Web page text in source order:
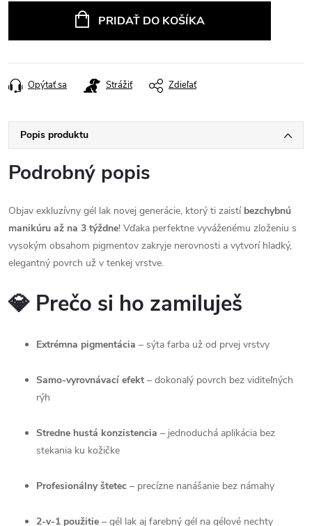
PRIDAŤ DO KOŠÍKA
Opýtať sa Strážiť Zdieľať
Popis produktu
Podrobný popis
Objav exkluzívny gél lak novej generácie, ktorý ti zaistí bezchybnú
manikúru až na 3 týždne! Vďaka perfektne vyváženému zloženiu s
vysokým obsahom pigmentov zakryje nerovnosti a vytvorí hladký,
elegantný povrch už v tenkej vrstve.
💎 Prečo si ho zamiluješ
Extrémna pigmentácia – sýta farba už od prvej vrstvy
Samo-vyrovnávací efekt – dokonalý povrch bez viditeľných
rýh
Stredne hustá konzistencia – jednoduchá aplikácia bez
stekania ku kožičke
Profesionálny štetec – precízne nanášanie bez námahy
2-v-1 použitie – gél lak aj farebný gél na gélové nechty